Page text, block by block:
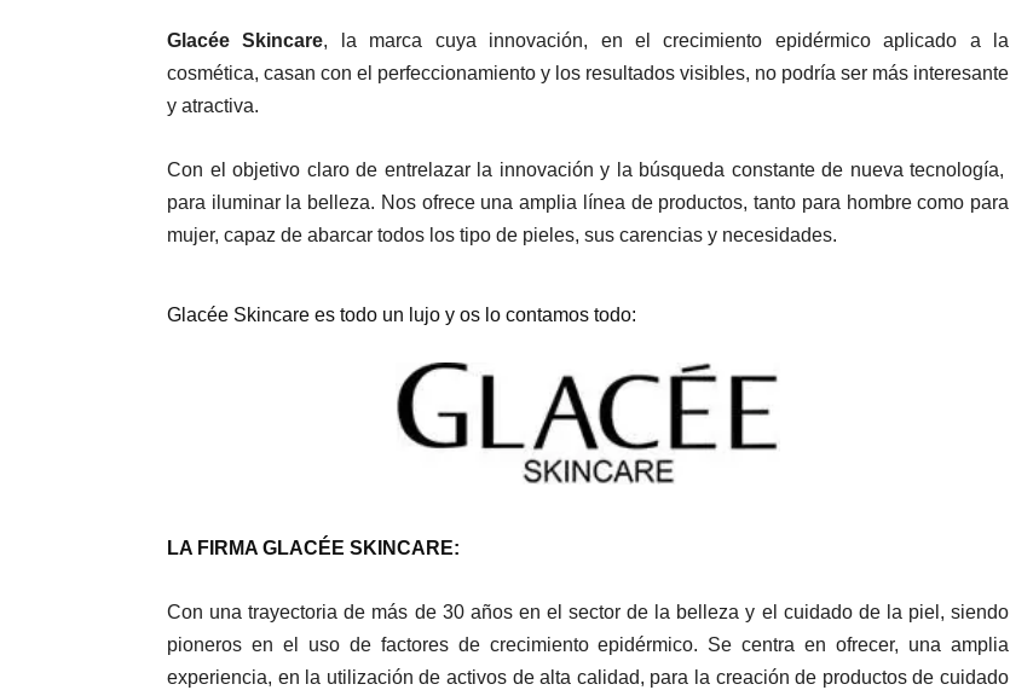
Gastro
Glacée Skincare, la marca cuya innovación, en el crecimiento epidérmico aplicado a la
cosmética, casan con el perfeccionamiento y los resultados visibles, no podría ser más interesante
y atractiva.
Con el objetivo claro de entrelazar la innovación y la búsqueda constante de nueva tecnología,
para iluminar la belleza. Nos ofrece una amplia línea de productos, tanto para hombre como para
mujer, capaz de abarcar todos los tipo de pieles, sus carencias y necesidades.
Glacée Skincare es todo un lujo y os lo contamos todo:
LA FIRMA GLACÉE SKINCARE:
Con una trayectoria de más de 30 años en el sector de la belleza y el cuidado de la piel, siendo
pioneros en el uso de factores de crecimiento epidérmico. Se centra en ofrecer, una amplia
experiencia, en la utilización de activos de alta calidad, para la creación de productos de cuidado